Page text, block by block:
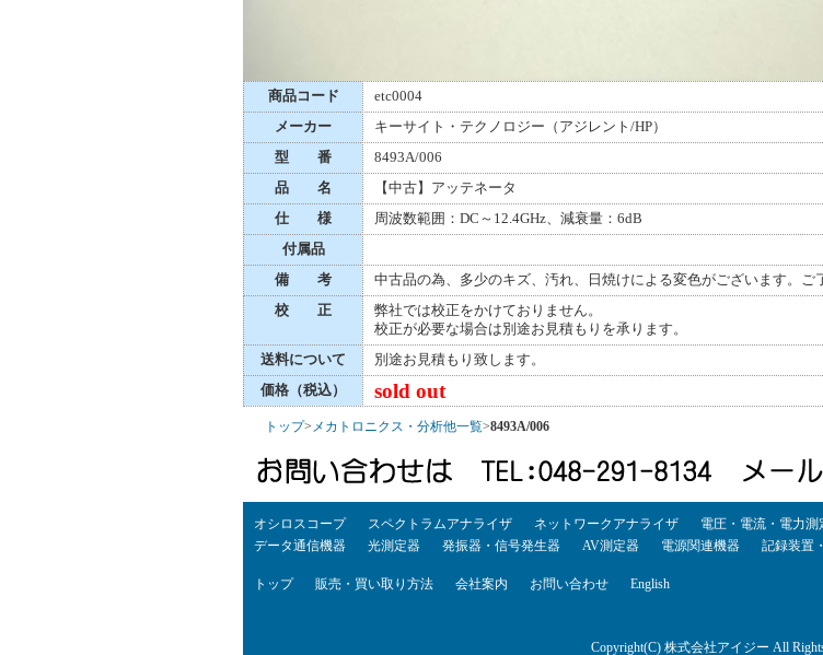
商品コード
etc0004
メーカー
キーサイト・テクノロジー（アジレント/HP）
型 番
8493A/006
品 名
【中古】アッテネータ
仕 様
周波数範囲：DC～12.4GHz、減衰量：6dB
付属品
備 考
中古品の為、多少のキズ、汚れ、日焼けによる変色がございます。ご
校 正
弊社では校正をかけておりません。
校正が必要な場合は別途お見積もりを承ります。
送料について
別途お見積もり致します。
価格（税込）
sold out
トップ> メカトロニクス・分析他一覧>8493A/006
オシロスコープ スペクトラムアナライザ ネットワークアナライザ 電圧・電流・電力測
データ通信機器
光測定器 発振器・信号発生器 AV測定器 電源関連機器 記録装置
トップ 販売・買い取り方法 会社案内 お問い合わせ English
Copyright(C) 株式会社アイジー All